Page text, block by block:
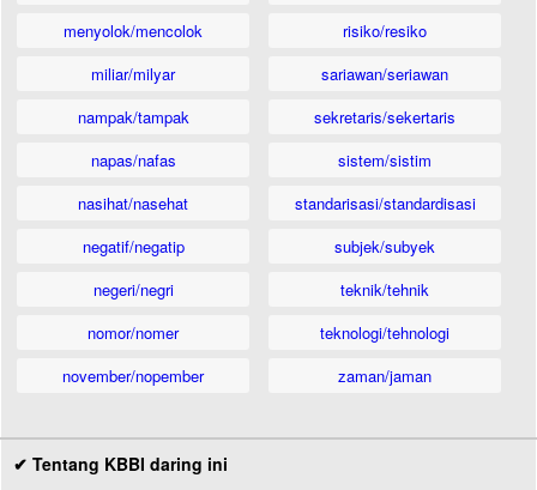
menyolok/mencolok
miliar/milyar
nampak/tampak
napas/nafas
nasihat/nasehat
negatif/negatip
negeri/negri
nomor/nomer
november/nopember
risiko/resiko
sariawan/seriawan
sekretaris/sekertaris
sistem/sistim
standarisasi/standardisasi
subjek/subyek
teknik/tehnik
teknologi/tehnologi
zaman/jaman
✔ Tentang KBBI daring ini